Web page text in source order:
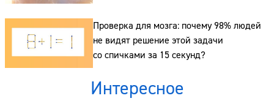
Проверка для мозга: почему 98% людей
не видят решение этой задачи
со спичками за 15 секунд?
Интересное